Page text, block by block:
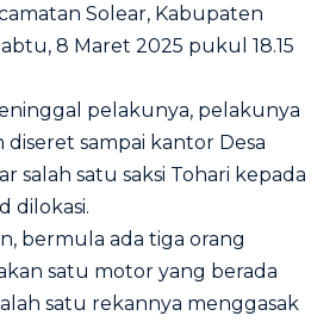
Solear, Kabupaten
8 Maret 2025 pukul 18.15
pelakunya, pelakunya
diseret sampai kantor Desa
salah satu saksi Tohari kepada
dilokasi.
bermula ada tiga orang
satu motor yang berada
satu rekannya menggasak